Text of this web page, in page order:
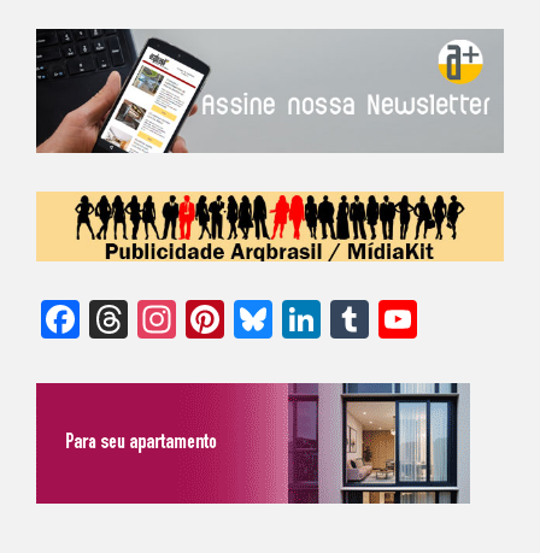
Facebook
Threads
Instagram
Pinterest
Bluesky
LinkedIn
Tumblr